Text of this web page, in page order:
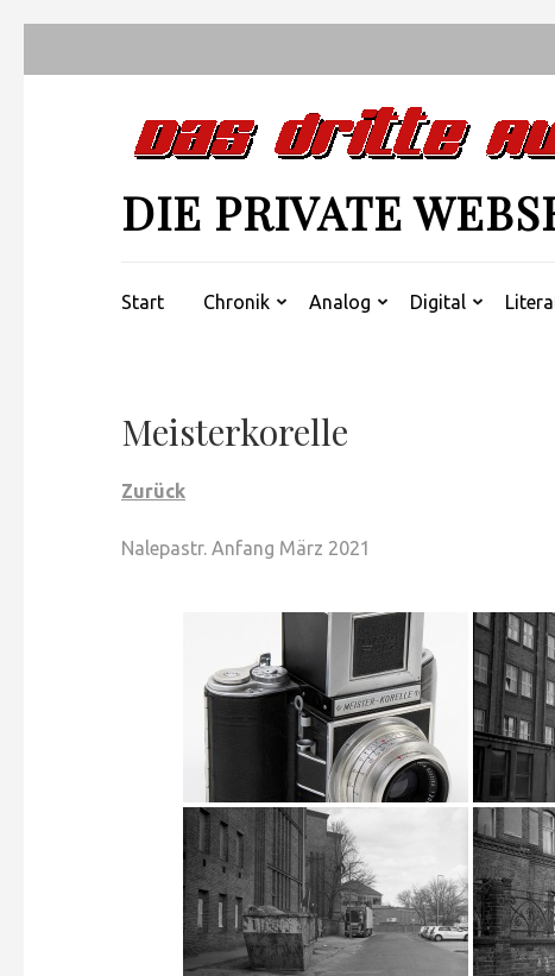
DIE PRIVATE
Start Chronik Analog Digital
Meisterkorelle
Zurück
Nalepastr. Anfang März 2021